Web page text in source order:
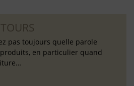
pas toujours quelle parole
en particulier quand